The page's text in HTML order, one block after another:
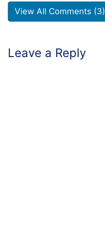
View All Comments (3)
Leave a Reply